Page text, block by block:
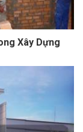
Xây Dựng